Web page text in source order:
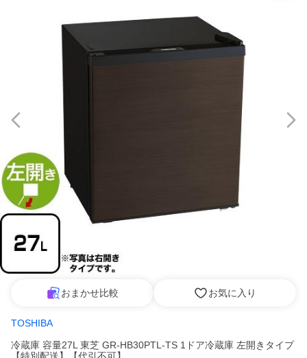
おまかせ比較 お気に入り
TOSHIBA
冷蔵庫 容量27L 東芝 GR-HB30PTL-TS 1ドア冷蔵庫 左開きタイプ